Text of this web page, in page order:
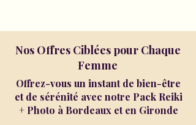
Nos Offres Ciblées pour Chaque
Femme
Offrez-vous un instant de bien-être
et de sérénité avec notre Pack Reiki
+ Photo à Bordeaux et en Gironde